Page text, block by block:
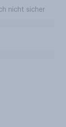
nicht sicher